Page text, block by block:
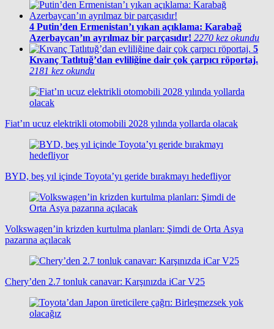
4 Putin’den Ermenistan’ı yıkan açıklama: Karabağ
Azerbaycan’ın ayrılmaz bir parçasıdır! 2270 kez okundu
5
Kıvanç Tatlıtuğ’dan evliliğine dair çok çarpıcı röportaj.
2181 kez okundu
Fiat’ın ucuz elektrikli otomobili 2028 yılında yollarda olacak
BYD, beş yıl içinde Toyota’yı geride bırakmayı hedefliyor
Volkswagen’in krizden kurtulma planları: Şimdi de Orta Asya
pazarına açılacak
Chery’den 2.7 tonluk canavar: Karşınızda iCar V25